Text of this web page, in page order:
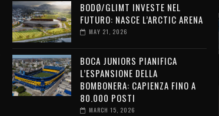
BODØ/GLIMT INVESTE NEL
FUTURO: NASCE L’ARCTIC ARENA
MAY 21, 2026
BOCA JUNIORS PIANIFICA
L’ESPANSIONE DELLA
BOMBONERA: CAPIENZA FINO A
80.000 POSTI
MARCH 15, 2026